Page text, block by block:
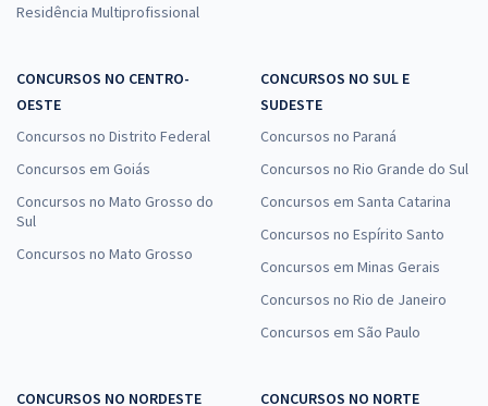
Residência Multiprofissional
CONCURSOS NO CENTRO-
OESTE
Concursos no Distrito Federal
Concursos em Goiás
Concursos no Mato Grosso do
Sul
Concursos no Mato Grosso
CONCURSOS NO SUL E
SUDESTE
Concursos no Paraná
Concursos no Rio Grande do Sul
Concursos em Santa Catarina
Concursos no Espírito Santo
Concursos em Minas Gerais
Concursos no Rio de Janeiro
Concursos em São Paulo
CONCURSOS NO NORDESTE
CONCURSOS NO NORTE